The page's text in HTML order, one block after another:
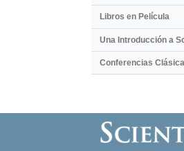
Libros en Película
Una Introducción a
Conferencias